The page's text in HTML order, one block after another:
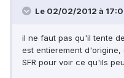
Le 02/02/2012 à
il ne faut pas qu'il tente
est entierement
SFR pour voir ce qu'ils